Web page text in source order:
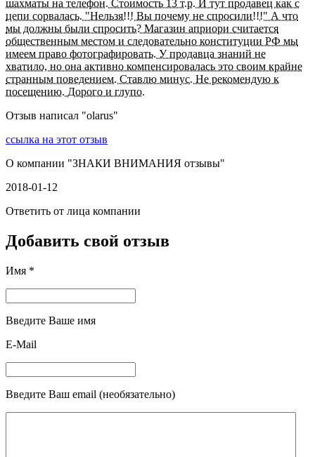
шахматы на телефон. Стоимость 13 т.р. И тут продавец как с
цепи сорвалась. "Нельзя!!! Вы почему не спросили!!!" А что
мы должны были спросить? Магазин априори считается
общественным местом и следовательно конституции РФ мы
имеем право фотографировать. У продавца знаний не
хватило, но она активно компенсировалась это своим крайне
странным поведением. Ставлю минус. Не рекомендую к
посещению. Дорого и глупо.
Отзыв написал "olarus"
ссылка на этот отзыв
О компании "ЗНАКИ ВНИМАНИЯ отзывы"
2018-01-12
Ответить от лица компании
Добавить свой отзыв
Имя *
Введите Ваше имя
E-Mail
Введите Ваш email (необязательно)